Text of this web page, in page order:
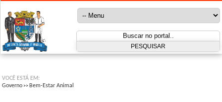
VOCÊ ESTÁ EM:
Governo >> Bem-Estar Animal